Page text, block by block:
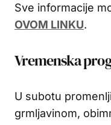
Sve informacije
OVOM LINKU.
Vremenska
U subotu
grmljavinom,